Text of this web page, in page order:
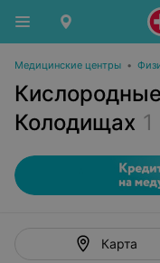
Медицинские центры •
Колодищах 1
Карта